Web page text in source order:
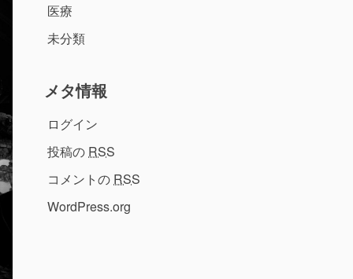
医療
未分類
メタ情報
ログイン
投稿の RSS
コメントの RSS
WordPress.org